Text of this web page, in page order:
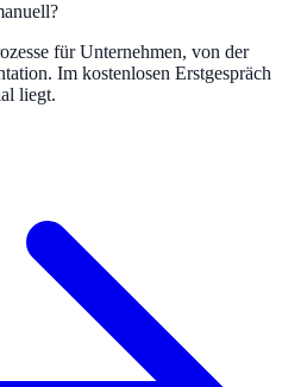
für Unternehmen, von der
Im kostenlosen Erstgespräch
liegt.